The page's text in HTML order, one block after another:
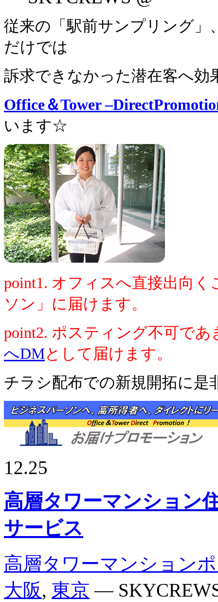
従来の「駅前サンプリング」
だけでは
訴求できなかった潜在客へ効
Office＆Tower
います☆
point1. オフィスへ直接出向
ソン」に届けます。
point2. ポスティング不可で
へDMとして届けます。
チラシ配布での新規開拓に是
12.25
高層タワーマンション
サービス
高層タワーマンション
大阪, 東京 —